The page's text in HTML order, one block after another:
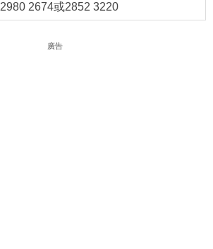
2980 2674或2852 3220
廣告